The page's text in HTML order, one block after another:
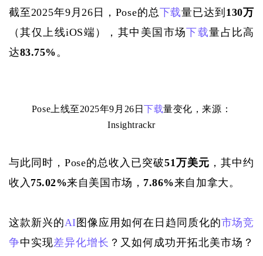
截至2025年9月26日，Pose的总下载量已达到 130万
（其仅上线iOS端），其中美国市场下载量占比高
达83.75%。
Pose上线至2025年9月26日下载量变化，来源：
Insightrackr
与此同时，Pose的总收入已突破51万美元 ，其中约
收入 75.02%来自美国市场， 7.86%来自加拿大。
这款新兴的AI 图像应用如何在日趋同质化的市场竞
争中实现差异化增长 ？又如何成功开拓北美市场？